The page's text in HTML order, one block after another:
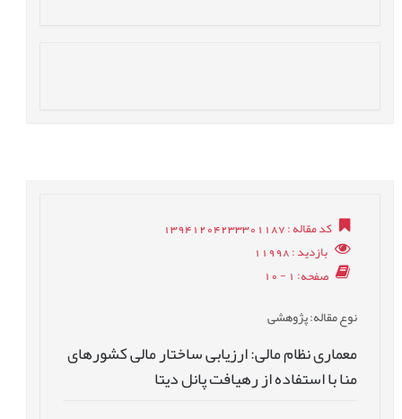
کد مقاله: 13941204233301187
بازدید: 11998
صفحه: 1 - 10
نوع مقاله: پژوهشی
معماری نظام مالی: ارزیابی ساختار مالی کشورهای
منا با استفاده از رهیافت پانل دیتا